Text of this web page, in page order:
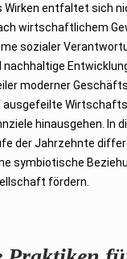
Wirken entfaltet sich
wirtschaftlichem
sozialer
nachhaltige
moderner
hinausgehen. In
der Jahrzehnte
symbiotische
fördern.